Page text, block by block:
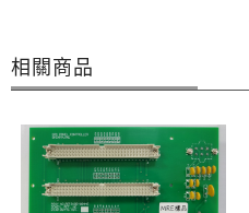
相關商品